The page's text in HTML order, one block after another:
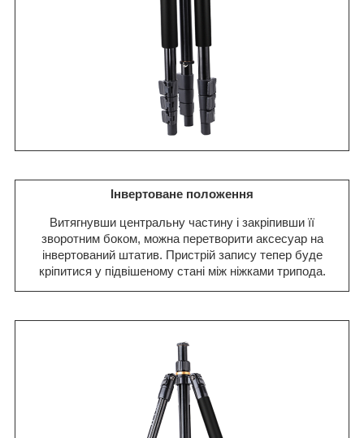
Інвертоване положення
Витягнувши центральну частину і закріпивши її
зворотним боком, можна перетворити аксесуар на
інвертований штатив. Пристрій запису тепер буде
кріпитися у підвішеному стані між ніжками трипода.